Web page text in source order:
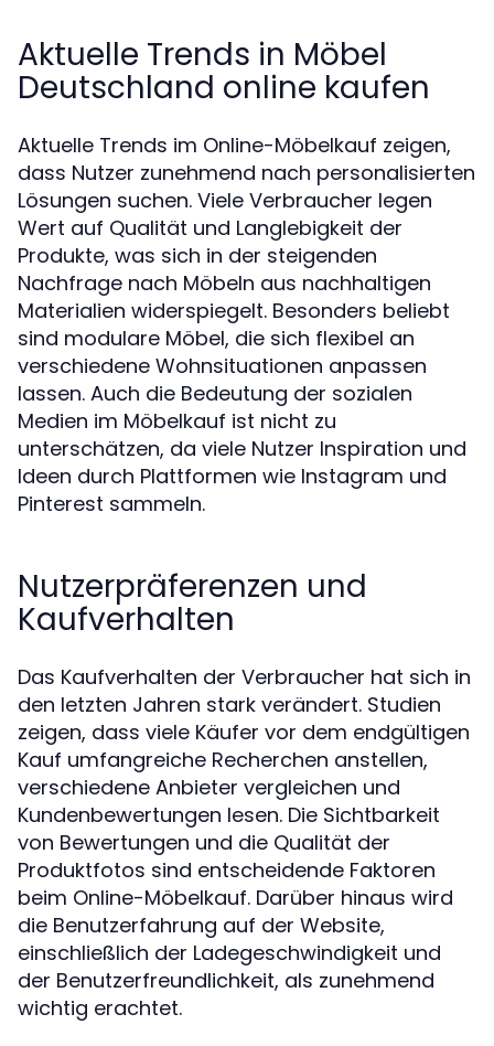
Aktuelle Trends in Möbel
Deutschland online kaufen
Aktuelle Trends im Online-Möbelkauf zeigen,
dass Nutzer zunehmend nach personalisierten
Lösungen suchen. Viele Verbraucher legen
Wert auf Qualität und Langlebigkeit der
Produkte, was sich in der steigenden
Nachfrage nach Möbeln aus nachhaltigen
Materialien widerspiegelt. Besonders beliebt
sind modulare Möbel, die sich flexibel an
verschiedene Wohnsituationen anpassen
lassen. Auch die Bedeutung der sozialen
Medien im Möbelkauf ist nicht zu
unterschätzen, da viele Nutzer Inspiration und
Ideen durch Plattformen wie Instagram und
Pinterest sammeln.
Nutzerpräferenzen und
Kaufverhalten
Das Kaufverhalten der Verbraucher hat sich in
den letzten Jahren stark verändert. Studien
zeigen, dass viele Käufer vor dem endgültigen
Kauf umfangreiche Recherchen anstellen,
verschiedene Anbieter vergleichen und
Kundenbewertungen lesen. Die Sichtbarkeit
von Bewertungen und die Qualität der
Produktfotos sind entscheidende Faktoren
beim Online-Möbelkauf. Darüber hinaus wird
die Benutzerfahrung auf der Website,
einschließlich der Ladegeschwindigkeit und
der Benutzerfreundlichkeit, als zunehmend
wichtig erachtet.